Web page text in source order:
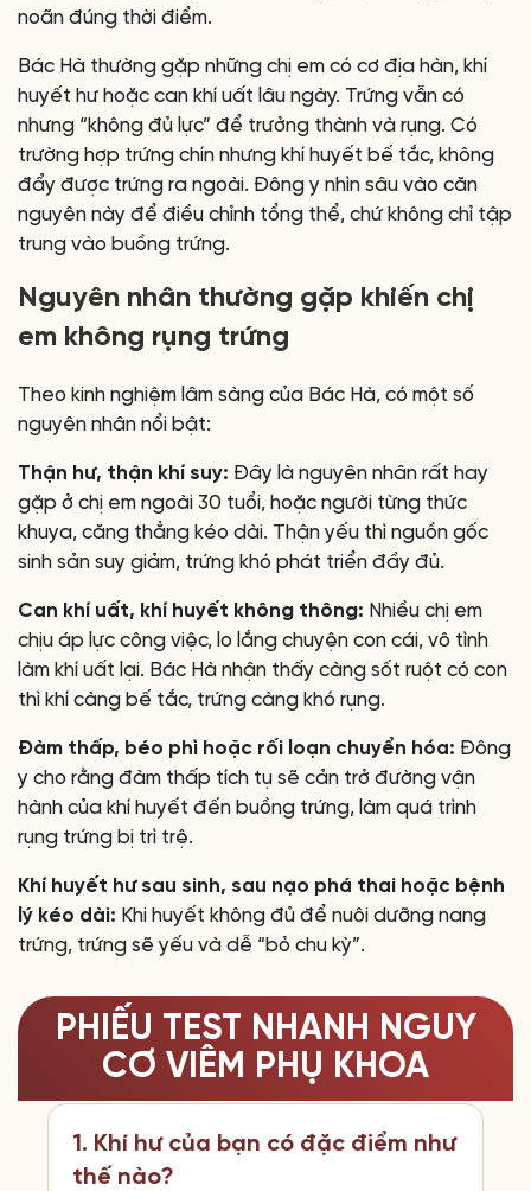
noãn đúng thời điểm.
Bác Hà thường gặp những chị em có cơ địa hàn, khí
huyết hư hoặc can khí uất lâu ngày. Trứng vẫn có
nhưng “không đủ lực” để trưởng thành và rụng. Có
trường hợp trứng chín nhưng khí huyết bế tắc, không
đẩy được trứng ra ngoài. Đông y nhìn sâu vào căn
nguyên này để điều chỉnh tổng thể, chứ không chỉ tập
trung vào buồng trứng.
Nguyên nhân thường gặp khiến chị
em không rụng trứng
Theo kinh nghiệm lâm sàng của Bác Hà, có một số
nguyên nhân nổi bật:
Thận hư, thận khí suy: Đây là nguyên nhân rất hay
gặp ở chị em ngoài 30 tuổi, hoặc người từng thức
khuya, căng thẳng kéo dài. Thận yếu thì nguồn gốc
sinh sản suy giảm, trứng khó phát triển đầy đủ.
Can khí uất, khí huyết không thông: Nhiều chị em
chịu áp lực công việc, lo lắng chuyện con cái, vô tình
làm khí uất lại. Bác Hà nhận thấy càng sốt ruột có con
thì khí càng bế tắc, trứng càng khó rụng.
Đàm thấp, béo phì hoặc rối loạn chuyển hóa: Đông
y cho rằng đàm thấp tích tụ sẽ cản trở đường vận
hành của khí huyết đến buồng trứng, làm quá trình
rụng trứng bị trì trệ.
Khí huyết hư sau sinh, sau nạo phá thai hoặc bệnh
lý kéo dài: Khi huyết không đủ để nuôi dưỡng nang
trứng, trứng sẽ yếu và dễ “bỏ chu kỳ”.
PHIẾU TEST NHANH NGUY
CƠ VIÊM PHỤ KHOA
1. Khí hư của bạn có đặc điểm như
thế nào?